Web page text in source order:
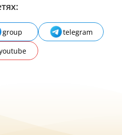
group
telegram